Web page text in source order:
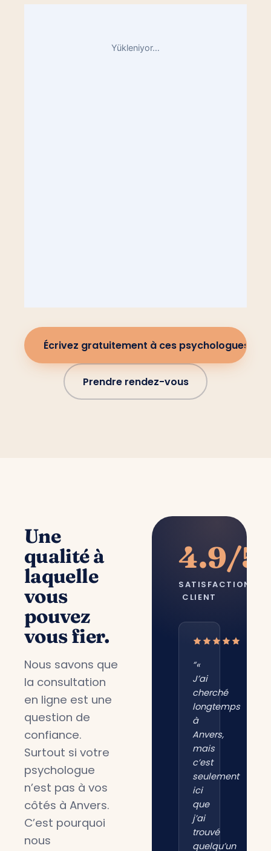
Écrivez gratuitement à ces psychologues
Prendre rendez-vous
Une
qualité à
laquelle
vous
pouvez
vous fier.
Nous savons que
la consultation
en ligne est une
question de
confiance.
Surtout si votre
psychologue
n’est pas à vos
côtés à Anvers.
C’est pourquoi
nous
4.9/5
SATISFACTION
CLIENT
“«
J’ai
cherché
longtemps
à
Anvers,
mais
c’est
seulement
ici
que
j’ai
trouvé
quelqu’un